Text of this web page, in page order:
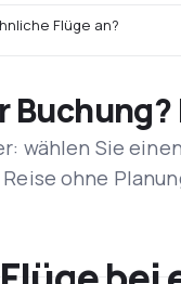
Flüge an?
wählen Sie
ohne